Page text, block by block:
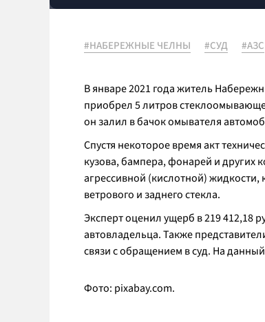
#НАБЕРЕЖНЫЕ ЧЕЛНЫ #СУД #АЗС
В январе 2021 года житель
приобрел 5 литров
он залил в бачок омывателя
Спустя некоторое время акт
кузова, бампера, фонарей и других
агрессивной (кислотной)
ветрового и заднего стекла.
Эксперт оценил ущерб в 219 412,18
автовладельца. Также
связи с обращением в суд. На
Фото: pixabay.com.